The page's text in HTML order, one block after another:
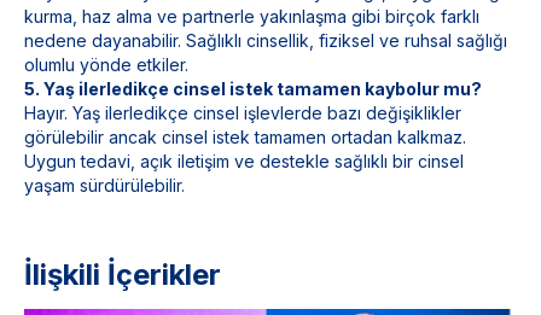
kurma, haz alma ve partnerle yakınlaşma gibi birçok farklı
nedene dayanabilir. Sağlıklı cinsellik, fiziksel ve ruhsal sağlığı
olumlu yönde etkiler.
5. Yaş ilerledikçe cinsel istek tamamen kaybolur mu?
Hayır. Yaş ilerledikçe cinsel işlevlerde bazı değişiklikler
görülebilir ancak cinsel istek tamamen ortadan kalkmaz.
Uygun tedavi, açık iletişim ve destekle sağlıklı bir cinsel
yaşam sürdürülebilir.
İlişkili İçerikler